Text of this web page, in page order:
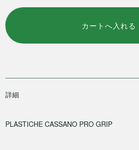
詳細
PLASTICHE CASSANO PRO GRIP